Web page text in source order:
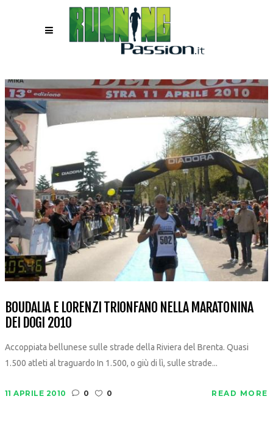
BOUDALIA E LORENZI TRIONFANO NELLA MARATONINA
DEI DOGI 2010
Accoppiata bellunese sulle strade della Riviera del Brenta. Quasi
1.500 atleti al traguardo In 1.500, o giù di lì, sulle strade...
11 APRILE 2010 0 0 READ MORE